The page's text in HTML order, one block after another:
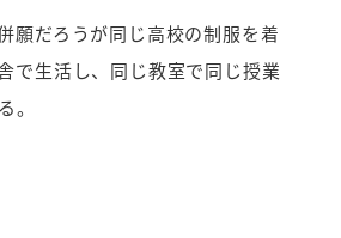
願だろうが同じ高校の制服を着
で生活し、同じ教室で同じ授業
。